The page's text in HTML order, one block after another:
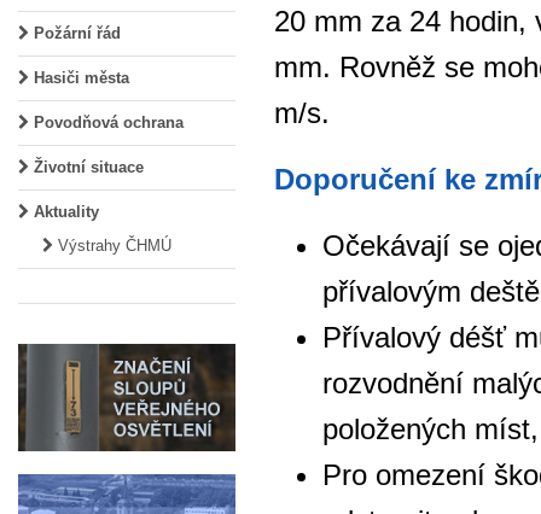
Požární řád
Hasiči města
Povodňová ochrana
Životní situace
Aktuality
Výstrahy ČHMÚ
20 mm za 24 hodin,
mm. Rovněž se
m/s.
Doporučení ke
Očekávají se
přívalovým
Přívalový déšť
rozvodnění
položených
Pro omezení